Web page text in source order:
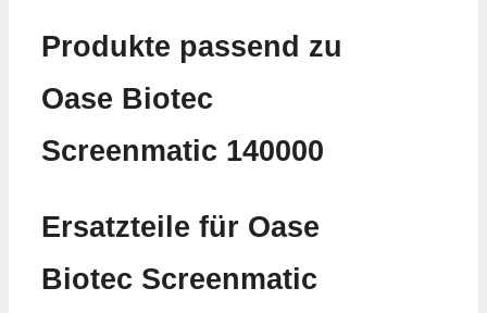
Produkte passend zu
Oase Biotec
Screenmatic 140000
Ersatzteile für Oase
Biotec Screenmatic